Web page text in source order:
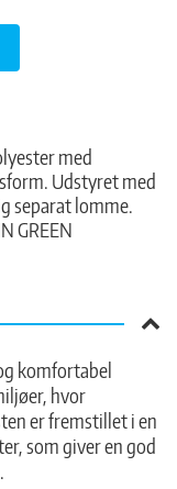
med
Udstyret med
separat lomme.
GREEN
komfortabel
hvor
er fremstillet i en
som giver en god